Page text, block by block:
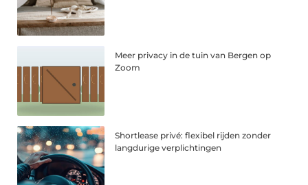
Meer privacy in de tuin van Bergen op
Zoom
Shortlease privé: flexibel rijden zonder
langdurige verplichtingen